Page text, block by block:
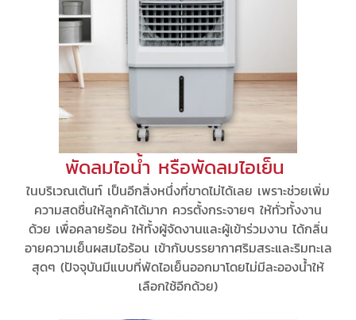
พัดลมไอน้ำ หรือพัดลมไอเย็น
ในบริเวณเต้นท์ เป็นอีกสิ่งหนึ่งที่ขาดไม่ได้เลย เพราะช่วยเพิ่ม
ความสดชื่นให้ลูกค้าได้มาก ควรตั้งกระจายๆ ให้ทั่วทั้งงาน
ด้วย เพื่อคลายร้อน ให้ทั้งผู้จัดงานและผู้เข้าร่วมงาน ได้กลิ่น
อายความเย็นผสมไอร้อน เข้ากับบรรยากาศริมสระและริมทะเล
สุดๆ (ปัจจุบันมีแบบที่พัดไอเย็นออกมาโดยไม่มีละอองน้ำให้
เลือกใช้อีกด้วย)